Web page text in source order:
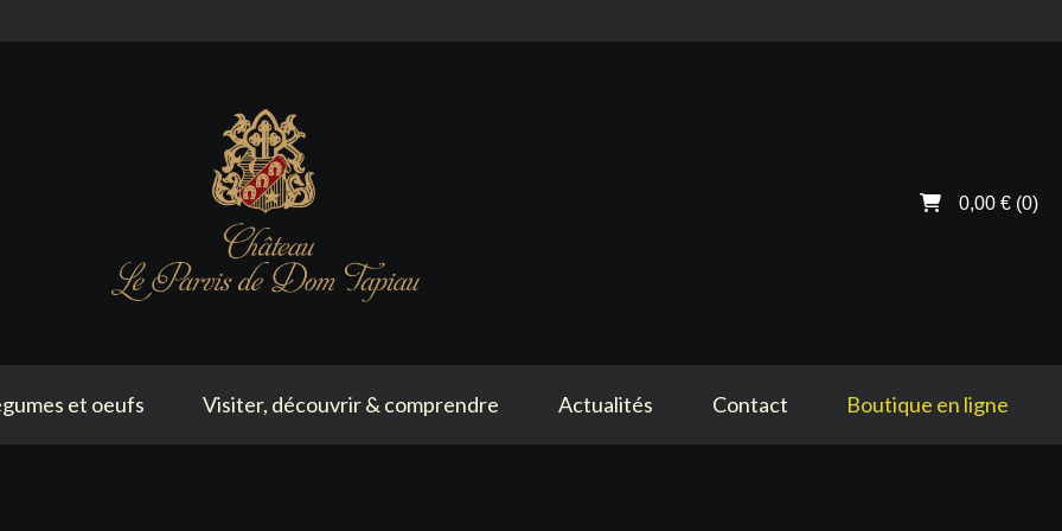
0,00 € (0)
et oeufs Visiter, découvrir & comprendre Actualités Contact Boutique en ligne